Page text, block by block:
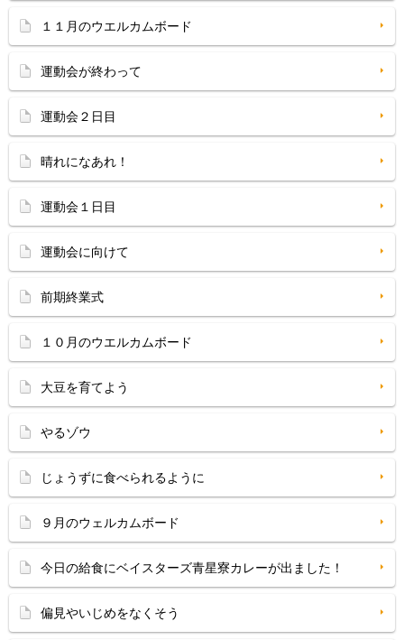
１１月のウエルカムボード
運動会が終わって
運動会２日目
晴れになあれ！
運動会１日目
運動会に向けて
前期終業式
１０月のウエルカムボード
大豆を育てよう
やるゾウ
じょうずに食べられるように
９月のウェルカムボード
今日の給食にベイスターズ青星寮カレーが出ました！
偏見やいじめをなくそう